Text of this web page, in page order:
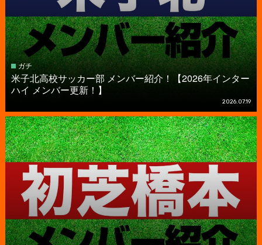
ガチ
米子北高校サッカー部 メンバー紹介！【2026年インター
ハイ メンバー更新！】
2026.07.19